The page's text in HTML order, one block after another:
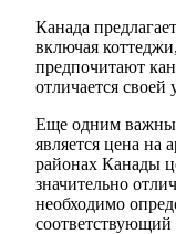
Канада
включая
предпочитают
отличается
Еще одним
является цена на
районах Канады
значительно
необходимо